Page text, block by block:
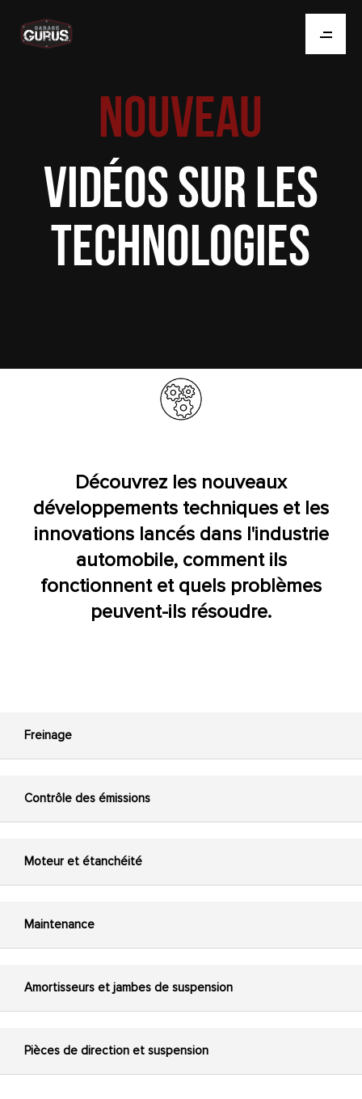
NOUVEAU
VIDÉOS SUR LES
TECHNOLOGIES
Découvrez les nouveaux
développements techniques et les
innovations lancés dans l'industrie
automobile, comment ils
fonctionnent et quels problèmes
peuvent-ils résoudre.
Freinage
Contrôle des émissions
Moteur et étanchéité
Maintenance
Amortisseurs et jambes de suspension
Pièces de direction et suspension